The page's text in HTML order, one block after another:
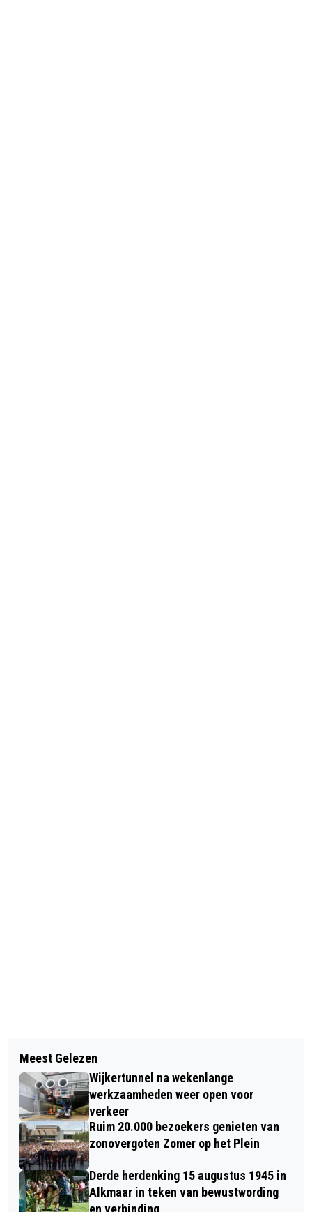
EERSTE EDITIE BLUE HEART FESTIVAL
15 APRIL IN PODIUM VICTORIE
TITANIC: SPRAAKVERWARRING MET
CATASTROFALE GEVOLGEN
Meest Gelezen
Wijkertunnel na wekenlange
werkzaamheden weer open voor
verkeer
Ruim 20.000 bezoekers genieten van
zonovergoten Zomer op het Plein
Derde herdenking 15 augustus 1945 in
Alkmaar in teken van bewustwording
en verbinding